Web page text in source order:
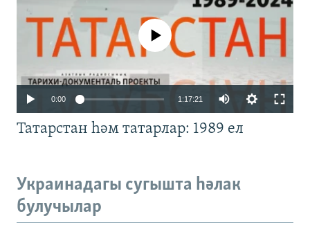
No media source currently available
0:00 1:17:21
Татарстан һәм татарлар: 1989 ел
Украинадагы сугышта һәлак
булучылар